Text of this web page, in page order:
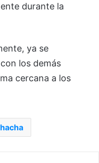
durante la
ya se
los demás
cercana a los